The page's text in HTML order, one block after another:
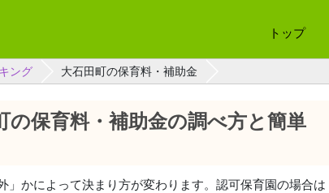
トップ
ング 大石田町の保育料・補助金
の保育料・補助金の調べ方と簡単
」かによって決まり方が変わります。認可保育園の場合は